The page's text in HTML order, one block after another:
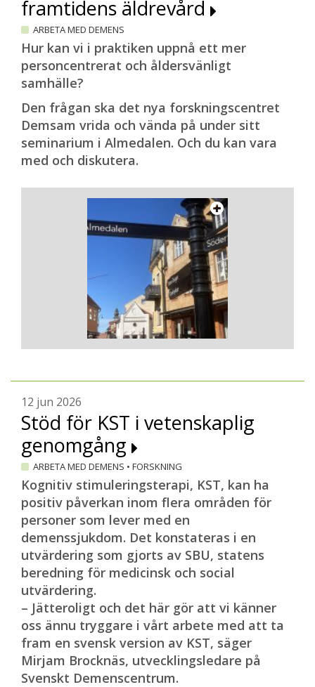
framtidens äldrevård
ARBETA MED DEMENS
Hur kan vi i praktiken uppnå ett mer
personcentrerat och åldersvänligt
samhälle?
Den frågan ska det nya forskningscentret
Demsam vrida och vända på under sitt
seminarium i Almedalen. Och du kan vara
med och diskutera.
12 jun 2026
Stöd för KST i vetenskaplig
genomgång
ARBETA MED DEMENS • FORSKNING
Kognitiv stimuleringsterapi, KST, kan ha
positiv påverkan inom flera områden för
personer som lever med en
demenssjukdom. Det konstateras i en
utvärdering som gjorts av SBU, statens
beredning för medicinsk och social
utvärdering.
– Jätteroligt och det här gör att vi känner
oss ännu tryggare i vårt arbete med att ta
fram en svensk version av KST, säger
Mirjam Brocknäs, utvecklingsledare på
Svenskt Demenscentrum.